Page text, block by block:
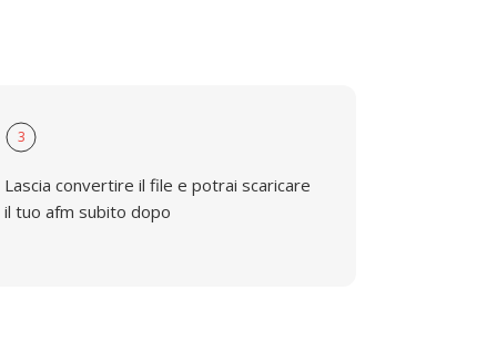
3
Lascia convertire il file e potrai scaricare
il tuo afm subito dopo